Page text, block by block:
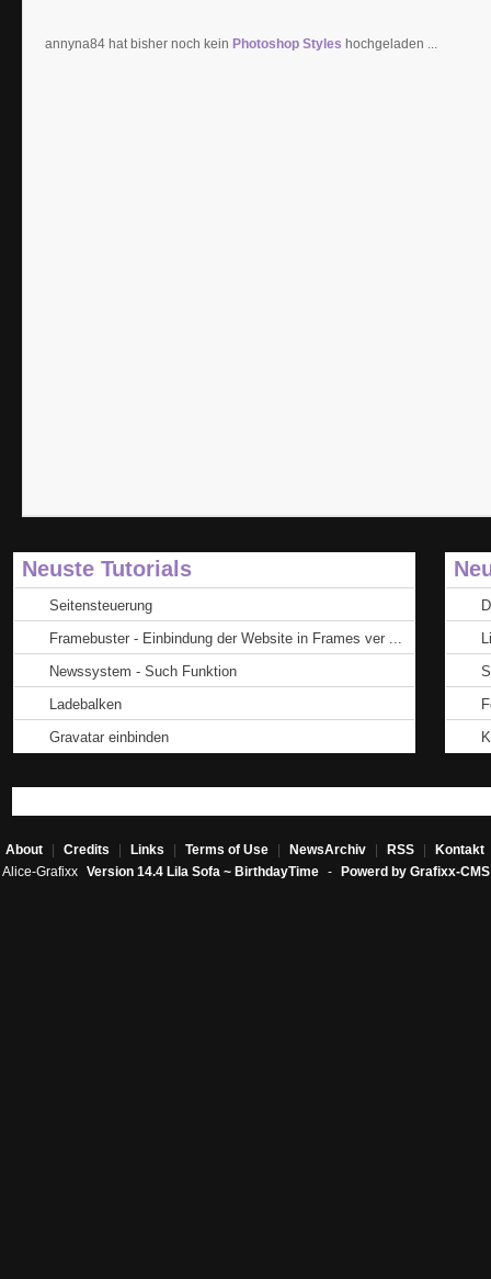
annyna84 hat bisher noch kein Photoshop Styles hochgeladen ...
Neuste Tutorials
Seitensteuerung
Framebuster - Einbindung der Website in Frames ver ...
Newssystem - Such Funktion
Ladebalken
Gravatar einbinden
About Credits Links Terms of Use NewsArchiv RSS Kontakt
Alice-Grafixx Version 14.4 Lila Sofa ~ BirthdayTime - Powerd by Grafixx-CMS